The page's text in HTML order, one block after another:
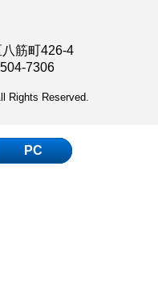
筋町426-4
7306
Rights Reserved.
PC